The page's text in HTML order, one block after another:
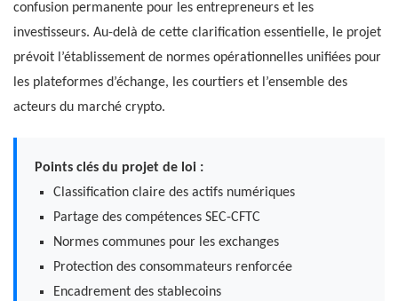
confusion permanente pour les entrepreneurs et les
investisseurs. Au-delà de cette clarification essentielle, le projet
prévoit l’établissement de normes opérationnelles unifiées pour
les plateformes d’échange, les courtiers et l’ensemble des
acteurs du marché crypto.
Points clés du projet de loi :
Classification claire des actifs numériques
Partage des compétences SEC-CFTC
Normes communes pour les exchanges
Protection des consommateurs renforcée
Encadrement des stablecoins